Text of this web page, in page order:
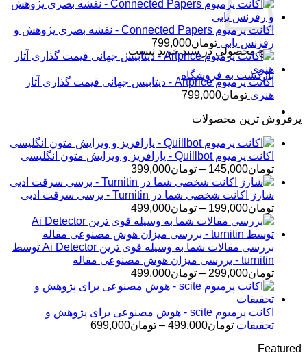
هیچ محصولی در سبد خرید نیست.
بازگشت به فروشگاه
اکانت پرمیوم Connected Papers - نقشه بصری پژوهش و
رفرنس یابی تومان799,000
اکانت پرمیوم Artprice - دیتابیس جهانی قیمت ‌گذاری آثار
هنری تومان799,000
پرفروش ترین محصولات
اکانت پرمیوم Quillbot - پارافریز و ویرایش متون انگلیسی
تومان145,000
– تومان399,000محدوده
قیمت:
تومان145,000
تا
تومان399,000
شارژ اکانت شخصی شما در Turnitin - برسی سرقت ادبی
تومان199,000
– تومان499,000محدوده
قیمت:
تومان199,000
تا
تومان499,000
بررسی مقالات شما به وسیله قوی ترین Ai Detector توسط
turnitin - بررسی میزان هوش مصنوعی مقاله
تومان299,000
– تومان499,000محدوده
قیمت:
تا
تومان499,000
اکانت پرمیوم scite - هوش مصنوعی برای پژوهش و
تحقیقات تومان499,000
– تومان699,000محدوده
Featured